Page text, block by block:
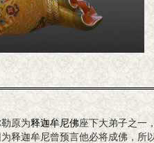
原为释迦牟尼佛座下大弟子之一
释迦牟尼曾预言他必将成佛，所